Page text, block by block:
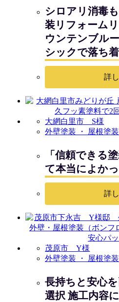
シロアリ消毒
装リフォーム
ウンテンブル
シックで落ち
詳
大網白里市 S様
外壁塗装 ・ 屋根塗
「信頼できる
て本当によかっ
詳
茂原市 Y様
外壁塗装 ・ 屋根塗
長持ちと安心
選択 施工内容